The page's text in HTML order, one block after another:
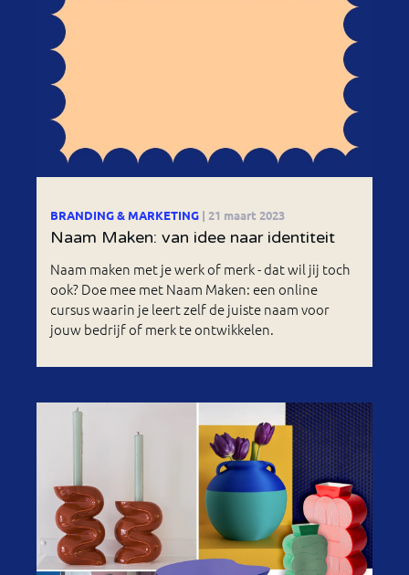
BRANDING & MARKETING | 21 maart 2023
Naam Maken: van idee naar identiteit
Naam maken met je werk of merk - dat wil jij toch
ook? Doe mee met Naam Maken: een online
cursus waarin je leert zelf de juiste naam voor
jouw bedrijf of merk te ontwikkelen.